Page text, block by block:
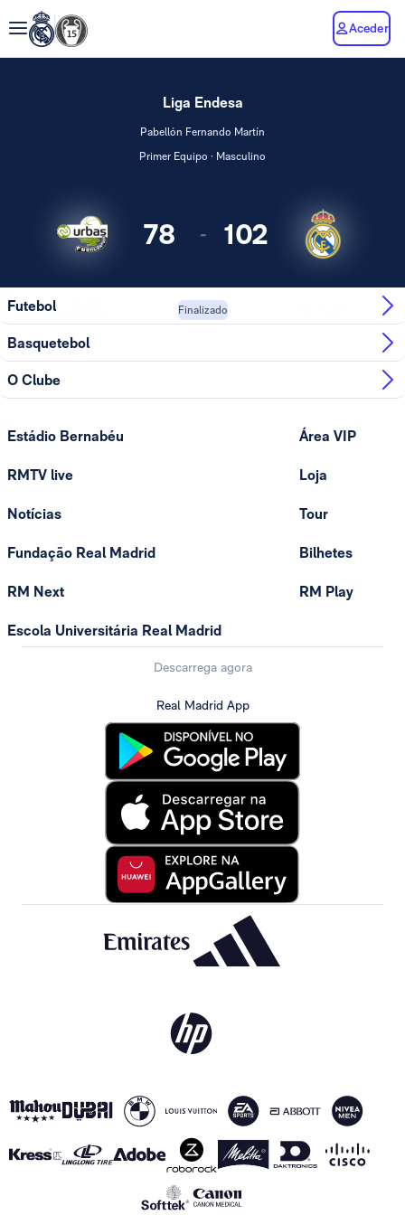
Aceder
Liga Endesa
Pabellón Fernando Martín
Primer Equipo · Masculino
78 - 102
Finalizado
Futebol
Basquetebol
O Clube
Estádio Bernabéu
RMTV live
Notícias
Fundação Real Madrid
RM Next
Escola Universitária Real Madrid
Área VIP
Loja
Tour
Bilhetes
RM Play
Descarrega agora
Real Madrid App